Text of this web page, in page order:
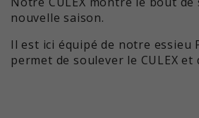
nouvelle saison.
Il est ici équipé de notre essieu
permet de soulever le CULEX